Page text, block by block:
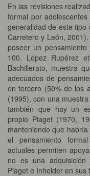
En las revisiones
formal por
generalidad de este tipo
Carretero y León,
poseer un
100. López Rupérez
Bachillerato, muestra
adecuados de
en tercero (50% de los
(1995), con una
también que hay un
propio Piaget (1970,
manteniendo que
el pensamiento
actuales permiten
no es una adquisición
Piaget e Inhelder en sus